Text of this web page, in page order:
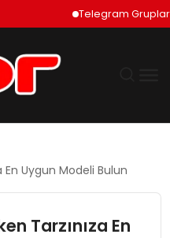
Telegram Grupları
En Uygun Modeli Bulun
Tarzınıza En